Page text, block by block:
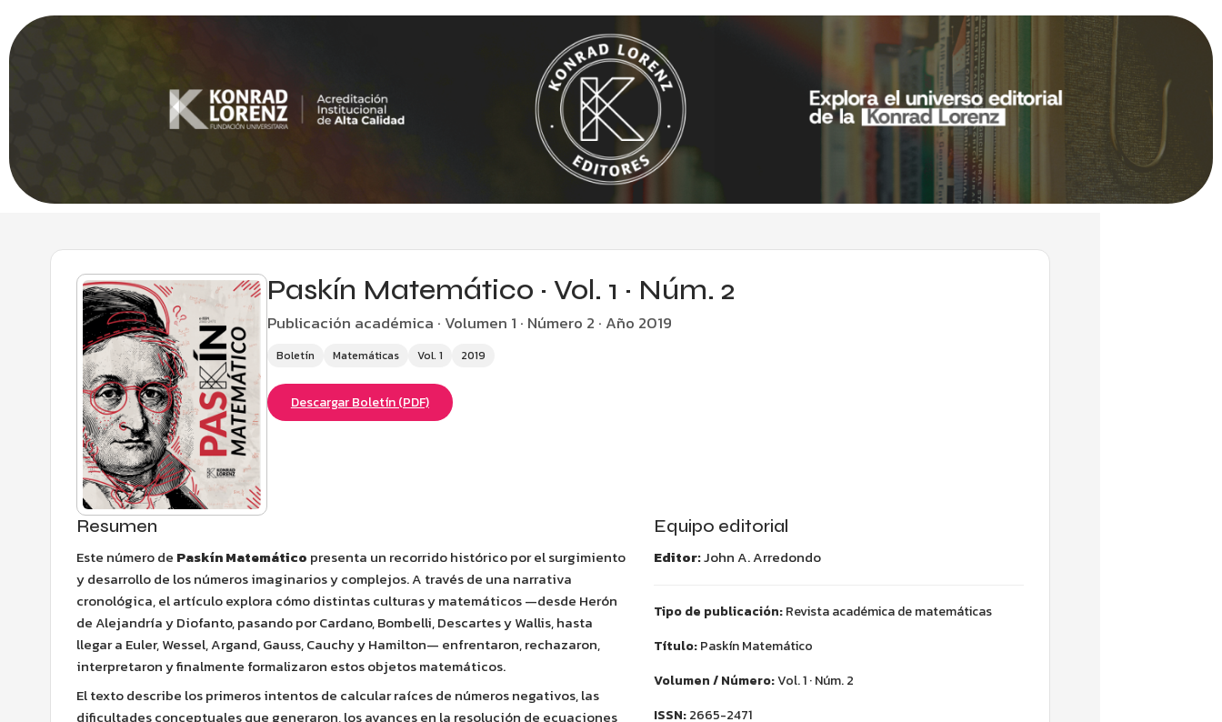
Paskín Matemático · Vol. 1 · Núm. 2
Publicación académica · Volumen 1 · Número 2 · Año 2019
Boletín Matemáticas Vol. 1 2019
Descargar Boletín (PDF)
Resumen
Este número de Paskín Matemático presenta un recorrido histórico por el surgimiento
y desarrollo de los números imaginarios y complejos. A través de una narrativa
cronológica, el artículo explora cómo distintas culturas y matemáticos —desde Herón
de Alejandría y Diofanto, pasando por Cardano, Bombelli, Descartes y Wallis, hasta
llegar a Euler, Wessel, Argand, Gauss, Cauchy y Hamilton— enfrentaron, rechazaron,
interpretaron y finalmente formalizaron estos objetos matemáticos.
El texto describe los primeros intentos de calcular raíces de números negativos, las
dificultades conceptuales que generaron, los avances en la resolución de ecuaciones
Equipo editorial
Editor:John A. Arredondo
Tipo de publicación:Revista académica de matemáticas
Título:Paskín Matemático
Volumen / Número:Vol. 1 · Núm. 2
ISSN:2665-2471